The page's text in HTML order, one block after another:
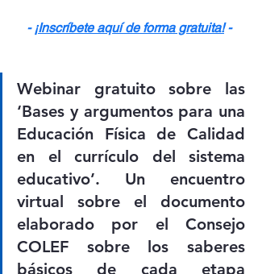
- ¡Inscríbete aquí de forma gratuita! -
Webinar gratuito sobre las
‘Bases y argumentos para una
Educación Física de Calidad
en el currículo del sistema
educativo’. Un encuentro
virtual sobre el documento
elaborado por el Consejo
COLEF sobre los saberes
básicos de cada etapa